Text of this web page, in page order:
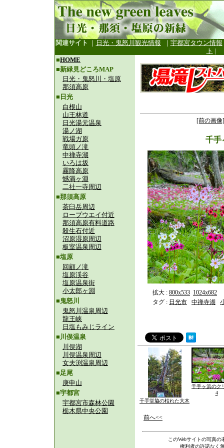
関連サイト ｜ 日光・鬼怒川観光情報 ｜ 宇都宮タウン情報
ト |
■HOME
■新緑見どころMAP
日光・鬼怒川・塩原
那須高原
■日光
白根山
山王林道
日光湯元温泉
湯ノ湖
戦場ガ原
竜頭ノ滝
中禅寺湖
いろは坂
霧降高原
憾満ヶ淵
二社一寺周辺
■那須高原
茶臼岳周辺
ロープウエイ付近
那須高原有料道路
殺生石付近
沼原湿原周辺
板室温泉周辺
■塩原
回顧ノ滝
塩原渓谷
塩原温泉街
小太郎ヶ淵
■鬼怒川
鬼怒川温泉周辺
龍王峡
日塩もみじライン
■川俣温泉
川俣湖
川俣温泉周辺
女夫渕温泉周辺
■足尾
庚申山
■宇都宮
宇都宮市森林公園
栃木県中央公園
[前の画像]
千手
拡大 : 800x533 1024x682
タグ : 日光市 中禅寺湖
千手堂脇の枯れた大木
千手ヶ浜のク
4
前へ<<
このWebサイトの写真の
権利者の許諾なく